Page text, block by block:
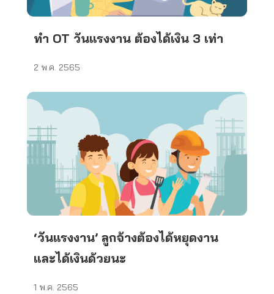
ทำ OT วันแรงงาน ต้องได้เงิน 3 เท่า
2 พ.ค. 2565
‘วันแรงงาน’ ลูกจ้างต้องได้หยุดงาน
และได้เงินด้วยนะ
1 พ.ค. 2565